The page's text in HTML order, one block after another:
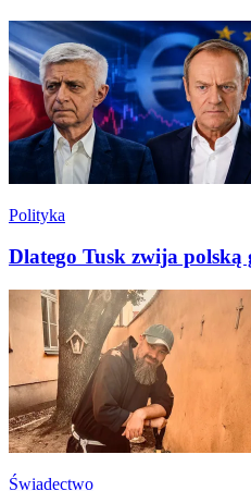
Polityka
Dlatego Tusk zwija polską
Świadectwo